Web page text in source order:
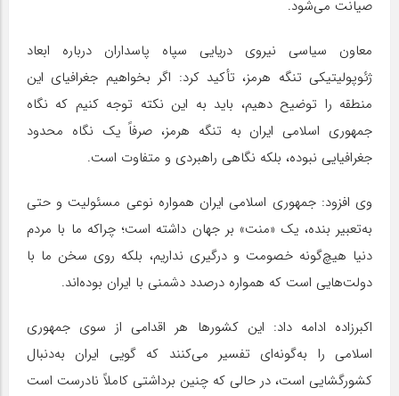
صیانت می‌شود.
معاون سیاسی نیروی دریایی سپاه پاسداران درباره ابعاد
ژئوپولیتیکی تنگه هرمز، تأکید کرد: اگر بخواهیم جغرافیای این
منطقه را توضیح دهیم، باید به این نکته توجه کنیم که نگاه
جمهوری اسلامی ایران به تنگه هرمز، صرفاً یک نگاه محدود
جغرافیایی نبوده، بلکه نگاهی راهبردی و متفاوت است.
وی افزود: جمهوری اسلامی ایران همواره نوعی مسئولیت و حتی
به‌تعبیر بنده، یک «منت» بر جهان داشته است؛ چراکه ما با مردم
دنیا هیچ‌گونه خصومت و درگیری نداریم، بلکه روی سخن ما با
دولت‌هایی است که همواره درصدد دشمنی با ایران بوده‌اند.
اکبرزاده ادامه داد: این کشورها هر اقدامی از سوی جمهوری
اسلامی را به‌گونه‌ای تفسیر می‌کنند که گویی ایران به‌دنبال
کشورگشایی است، در حالی که چنین برداشتی کاملاً نادرست است